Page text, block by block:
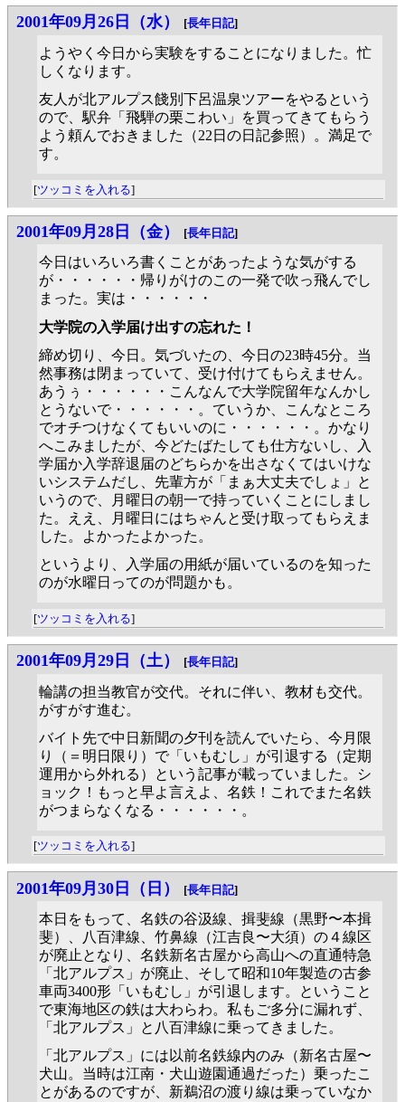
2001年09月26日（水） [長年日記]
ようやく今日から実験をすることになりました。忙
しくなります。
友人が北アルプス餞別下呂温泉ツアーをやるという
ので、駅弁「飛騨の栗こわい」を買ってきてもらう
よう頼んでおきました（22日の日記参照）。満足で
す。
[ツッコミを入れる]
2001年09月28日（金） [長年日記]
今日はいろいろ書くことがあったような気がする
が・・・・・・帰りがけのこの一発で吹っ飛んでし
まった。実は・・・・・・
大学院の入学届け出すの忘れた！
締め切り、今日。気づいたの、今日の23時45分。当
然事務は閉まっていて、受け付けてもらえません。
あうぅ・・・・・・こんなんで大学院留年なんかし
とうないで・・・・・・。ていうか、こんなところ
でオチつけなくてもいいのに・・・・・・。かなり
へこみましたが、今どたばたしても仕方ないし、入
学届か入学辞退届のどちらかを出さなくてはいけな
いシステムだし、先輩方が「まぁ大丈夫でしょ」と
いうので、月曜日の朝一で持っていくことにしまし
た。ええ、月曜日にはちゃんと受け取ってもらえま
した。よかったよかった。
というより、入学届の用紙が届いているのを知った
のが水曜日ってのが問題かも。
[ツッコミを入れる]
2001年09月29日（土） [長年日記]
輪講の担当教官が交代。それに伴い、教材も交代。
がすがす進む。
バイト先で中日新聞の夕刊を読んでいたら、今月限
り（＝明日限り）で「いもむし」が引退する（定期
運用から外れる）という記事が載っていました。シ
ョック！もっと早よ言えよ、名鉄！これでまた名鉄
がつまらなくなる・・・・・・。
[ツッコミを入れる]
2001年09月30日（日） [長年日記]
本日をもって、名鉄の谷汲線、揖斐線（黒野〜本揖
斐）、八百津線、竹鼻線（江吉良〜大須）の４線区
が廃止となり、名鉄新名古屋から高山への直通特急
「北アルプス」が廃止、そして昭和10年製造の古参
車両3400形「いもむし」が引退します。ということ
で東海地区の鉄は大わらわ。私もご多分に漏れず、
「北アルプス」と八百津線に乗ってきました。
「北アルプス」には以前名鉄線内のみ（新名古屋〜
犬山。当時は江南・犬山遊園通過だった）乗ったこ
とがあるのですが、新鵜沼の渡り線は乗っていなか